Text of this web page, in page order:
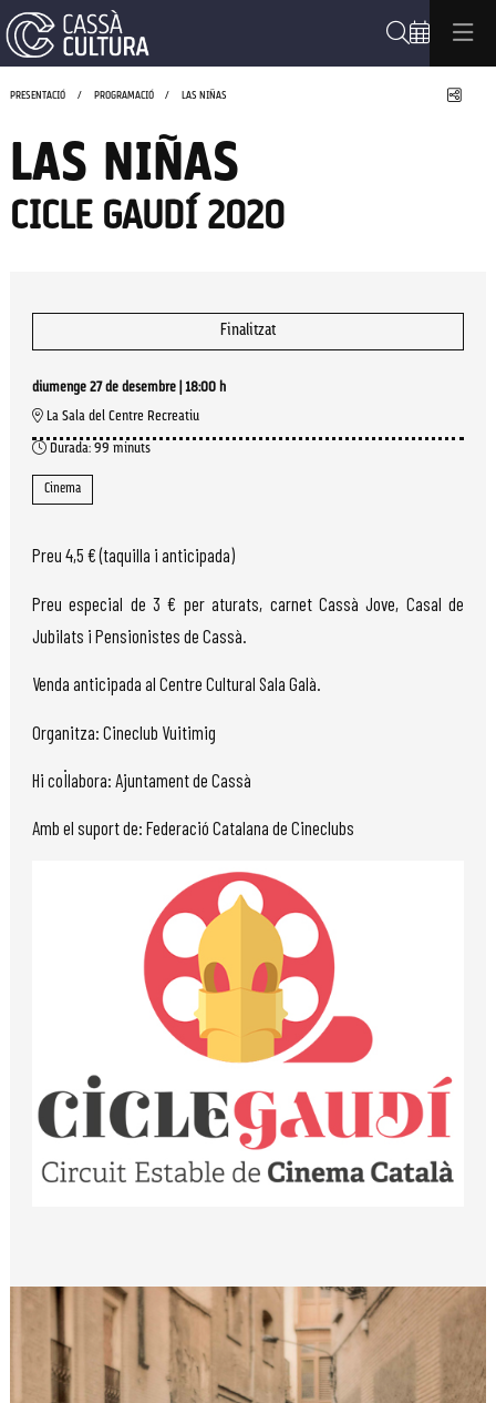
PRESENTACIÓ PROGRAMACIÓ LAS NIÑAS
LAS NIÑAS
CICLE GAUDÍ 2020
Finalitzat
diumenge 27 de desembre
18:00 h
La Sala del Centre Recreatiu
Durada: 99 minuts
Cinema
Preu 4,5 € (taquilla i anticipada)
Preu especial de 3 € per aturats, carnet Cassà Jove, Casal de
Jubilats i Pensionistes de Cassà.
Venda anticipada al Centre Cultural Sala Galà.
Organitza: Cineclub Vuitimig
Hi col·labora: Ajuntament de Cassà
Amb el suport de: Federació Catalana de Cineclubs